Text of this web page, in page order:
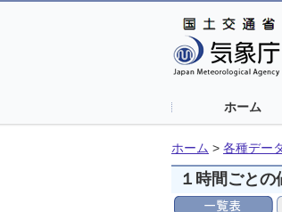
ホーム
ホーム > 各種デー
１時間ごとの